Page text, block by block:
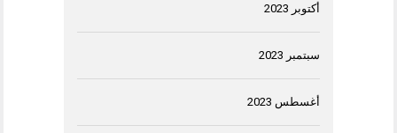
أكتوبر 2023
سبتمبر 2023
أغسطس 2023